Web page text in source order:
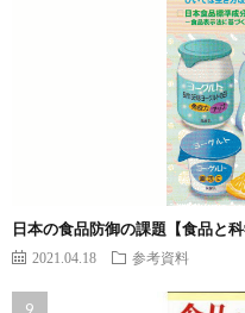
日本の食品防御の課題【食品と科
2021.04.18 参考資料